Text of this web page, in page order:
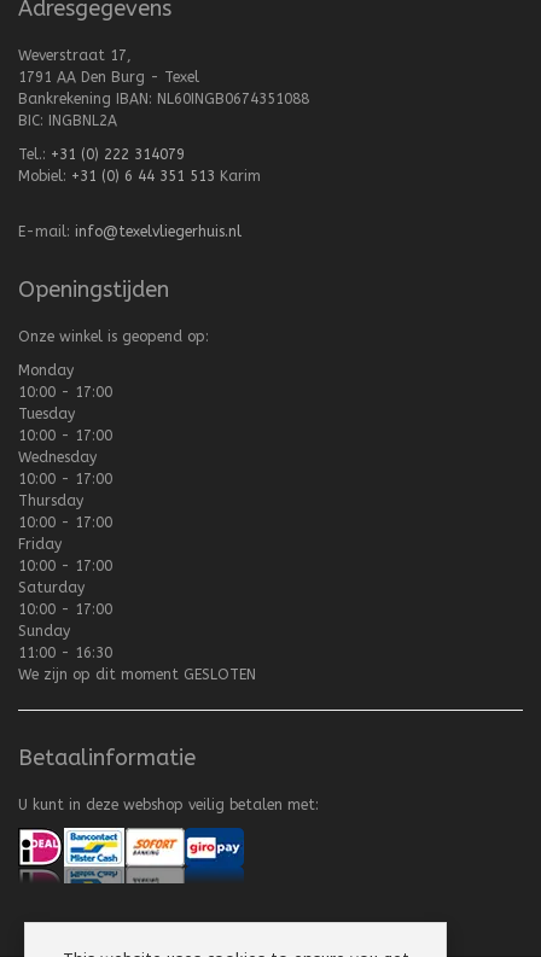
Adresgegevens
Weverstraat 17,
1791 AA Den Burg - Texel
Bankrekening IBAN: NL60INGB0674351088
BIC: INGBNL2A
Tel.: +31 (0) 222 314079
Mobiel: +31 (0) 6 44 351 513 Karim
E-mail: info@texelvliegerhuis.nl
Openingstijden
Onze winkel is geopend op:
Monday
10:00 - 17:00
Tuesday
10:00 - 17:00
Wednesday
10:00 - 17:00
Thursday
10:00 - 17:00
Friday
10:00 - 17:00
Saturday
10:00 - 17:00
Sunday
11:00 - 16:30
We zijn op dit moment GESLOTEN
Betaalinformatie
U kunt in deze webshop veilig betalen met: